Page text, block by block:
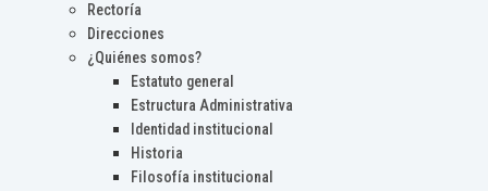
Rectoría
Direcciones
¿Quiénes somos?
Estatuto general
Estructura Administrativa
Identidad institucional
Historia
Filosofía institucional